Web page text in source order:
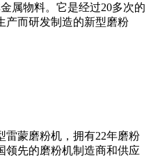
属物料。它是经过20多次的
产而研发制造的新型磨粉
雷蒙磨粉机，拥有22年磨粉
领先的磨粉机制造商和供应